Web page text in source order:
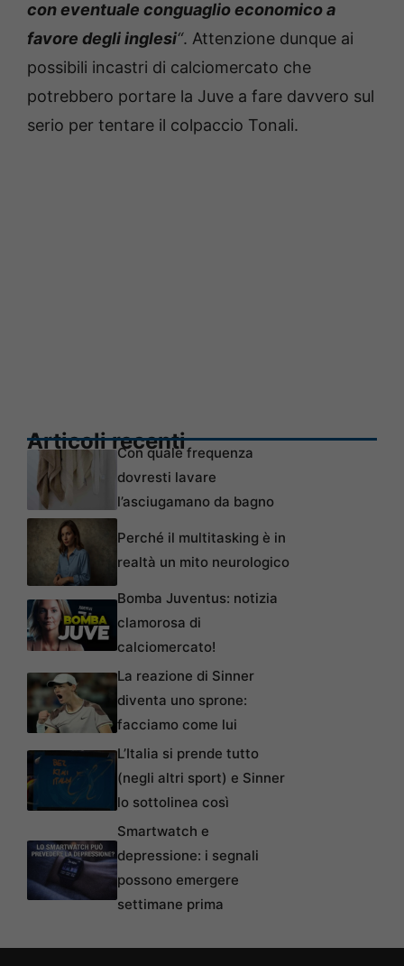
con eventuale conguaglio economico a
favore degli inglesi“. Attenzione dunque ai
possibili incastri di calciomercato che
potrebbero portare la Juve a fare davvero sul
serio per tentare il colpaccio Tonali.
Articoli recentiCon quale frequenza
dovresti lavare
l’asciugamano da bagno
Perché il multitasking è in
realtà un mito neurologico
Bomba Juventus: notizia
clamorosa di
calciomercato!
La reazione di Sinner
diventa uno sprone:
facciamo come lui
L’Italia si prende tutto
(negli altri sport) e Sinner
lo sottolinea così
Smartwatch e
depressione: i segnali
possono emergere
settimane prima